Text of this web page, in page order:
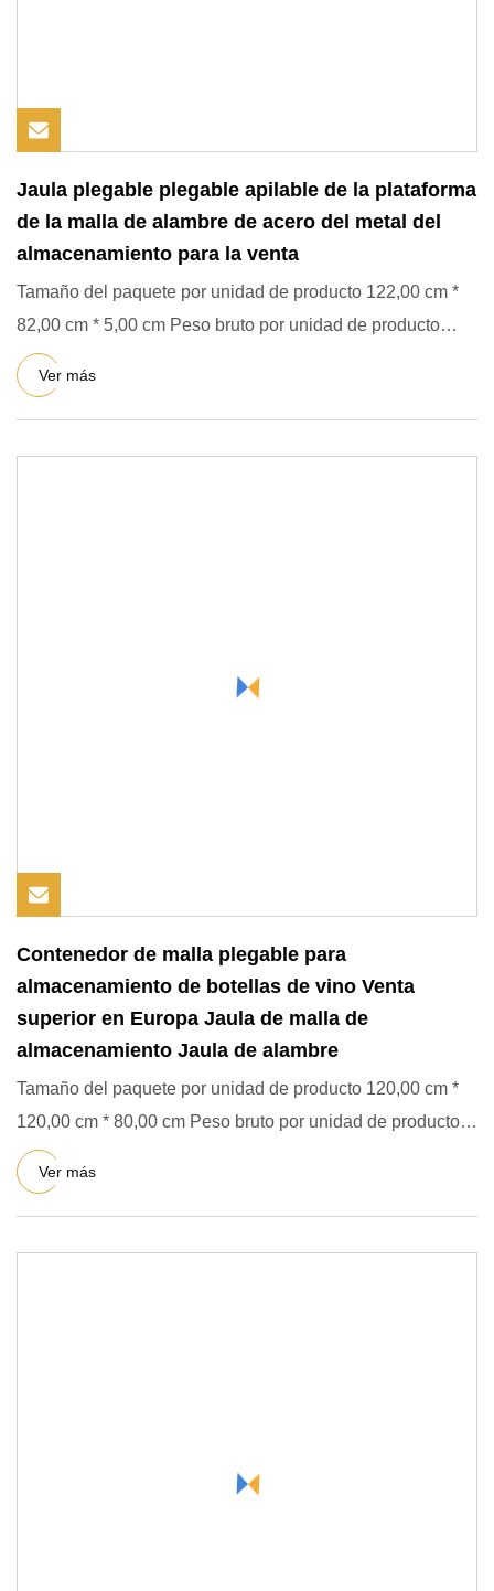
Jaula plegable plegable apilable de la plataforma
de la malla de alambre de acero del metal del
almacenamiento para la venta
Tamaño del paquete por unidad de producto 122,00 cm *
82,00 cm * 5,00 cm Peso bruto por unidad de producto
32.500 kg Dif
Ver más
Contenedor de malla plegable para
almacenamiento de botellas de vino Venta
superior en Europa Jaula de malla de
almacenamiento Jaula de alambre
Tamaño del paquete por unidad de producto 120,00 cm *
120,00 cm * 80,00 cm Peso bruto por unidad de producto
48,000 kg O
Ver más